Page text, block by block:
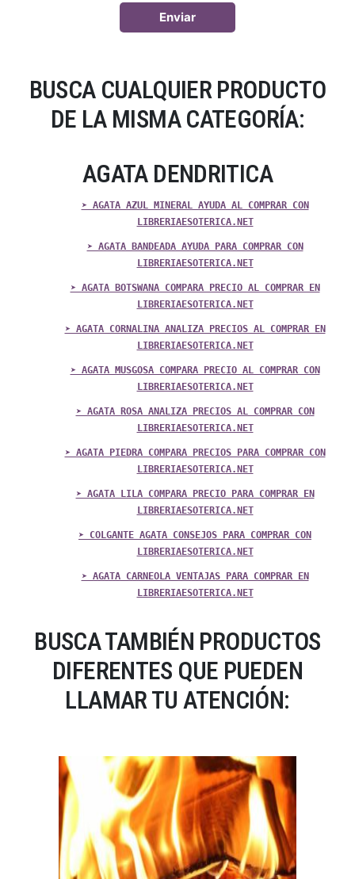
BUSCA CUALQUIER PRODUCTO
DE LA MISMA CATEGORÍA:
AGATA DENDRITICA
➤ AGATA AZUL MINERAL AYUDA AL COMPRAR CON
LIBRERIAESOTERICA.NET
➤ AGATA BANDEADA AYUDA PARA COMPRAR CON
LIBRERIAESOTERICA.NET
➤ AGATA BOTSWANA COMPARA PRECIO AL COMPRAR EN
LIBRERIAESOTERICA.NET
➤ AGATA CORNALINA ANALIZA PRECIOS AL COMPRAR EN
LIBRERIAESOTERICA.NET
➤ AGATA MUSGOSA COMPARA PRECIO AL COMPRAR CON
LIBRERIAESOTERICA.NET
➤ AGATA ROSA ANALIZA PRECIOS AL COMPRAR CON
LIBRERIAESOTERICA.NET
➤ AGATA PIEDRA COMPARA PRECIOS PARA COMPRAR CON
LIBRERIAESOTERICA.NET
➤ AGATA LILA COMPARA PRECIO PARA COMPRAR EN
LIBRERIAESOTERICA.NET
➤ COLGANTE AGATA CONSEJOS PARA COMPRAR CON
LIBRERIAESOTERICA.NET
➤ AGATA CARNEOLA VENTAJAS PARA COMPRAR EN
LIBRERIAESOTERICA.NET
BUSCA TAMBIÉN PRODUCTOS
DIFERENTES QUE PUEDEN
LLAMAR TU ATENCIÓN: